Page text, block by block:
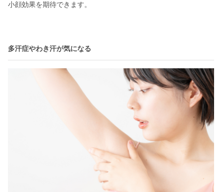
小顔効果を期待できます。
多汗症やわき汗が気になる